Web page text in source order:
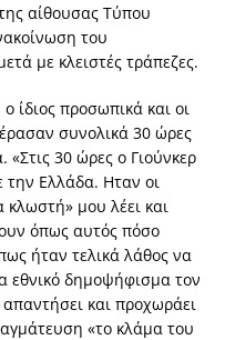
αίθουσας Τύπου
του
με κλειστές τράπεζες.
ίδιος προσωπικά και οι
συνολικά 30 ώρες
30 ώρες ο Γιούνκερ
Ελλάδα. Ηταν οι
μου λέει και
όπως αυτός πόσο
ήταν τελικά λάθος να
εθνικό δημοψήφισμα τον
και προχωράει
«το κλάμα του